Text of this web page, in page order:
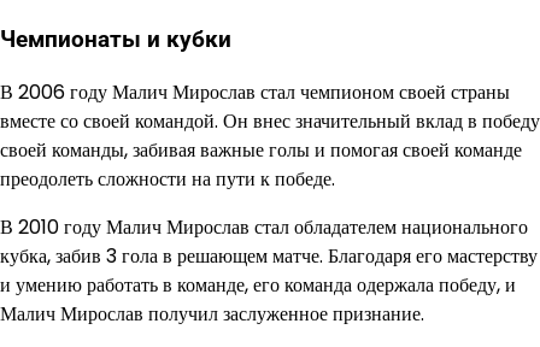
Чемпионаты и кубки
В 2006 году Малич Мирослав стал чемпионом своей страны
вместе со своей командой. Он внес значительный вклад в победу
своей команды, забивая важные голы и помогая своей команде
преодолеть сложности на пути к победе.
В 2010 году Малич Мирослав стал обладателем национального
кубка, забив 3 гола в решающем матче. Благодаря его мастерству
и умению работать в команде, его команда одержала победу, и
Малич Мирослав получил заслуженное признание.